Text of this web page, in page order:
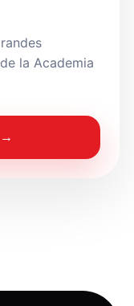
la Academia
→